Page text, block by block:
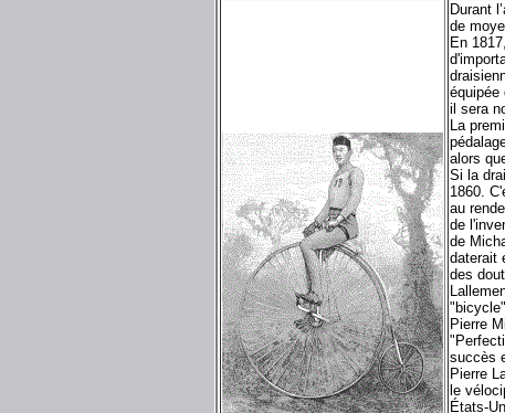
Durant
de
En
équipée
il sera
La
alors
Si la
1860.
au
de
de
daterait
des
Pierre
succès
Pierre
le
États-